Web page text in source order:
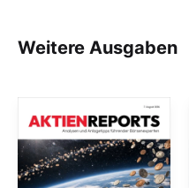
Weitere Ausgaben